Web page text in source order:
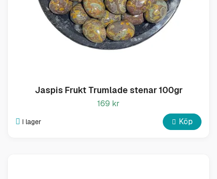
Jaspis Frukt Trumlade stenar 100gr
169 kr
I lager Köp